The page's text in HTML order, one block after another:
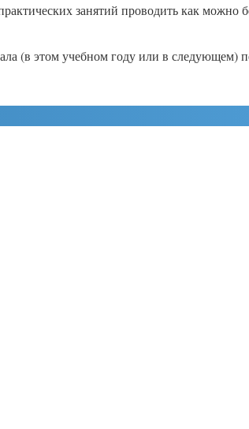
занятий проводить как
(в этом учебном году или в следующем)